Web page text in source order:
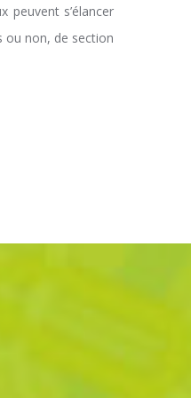
peuvent s’élancer
ou non, de section